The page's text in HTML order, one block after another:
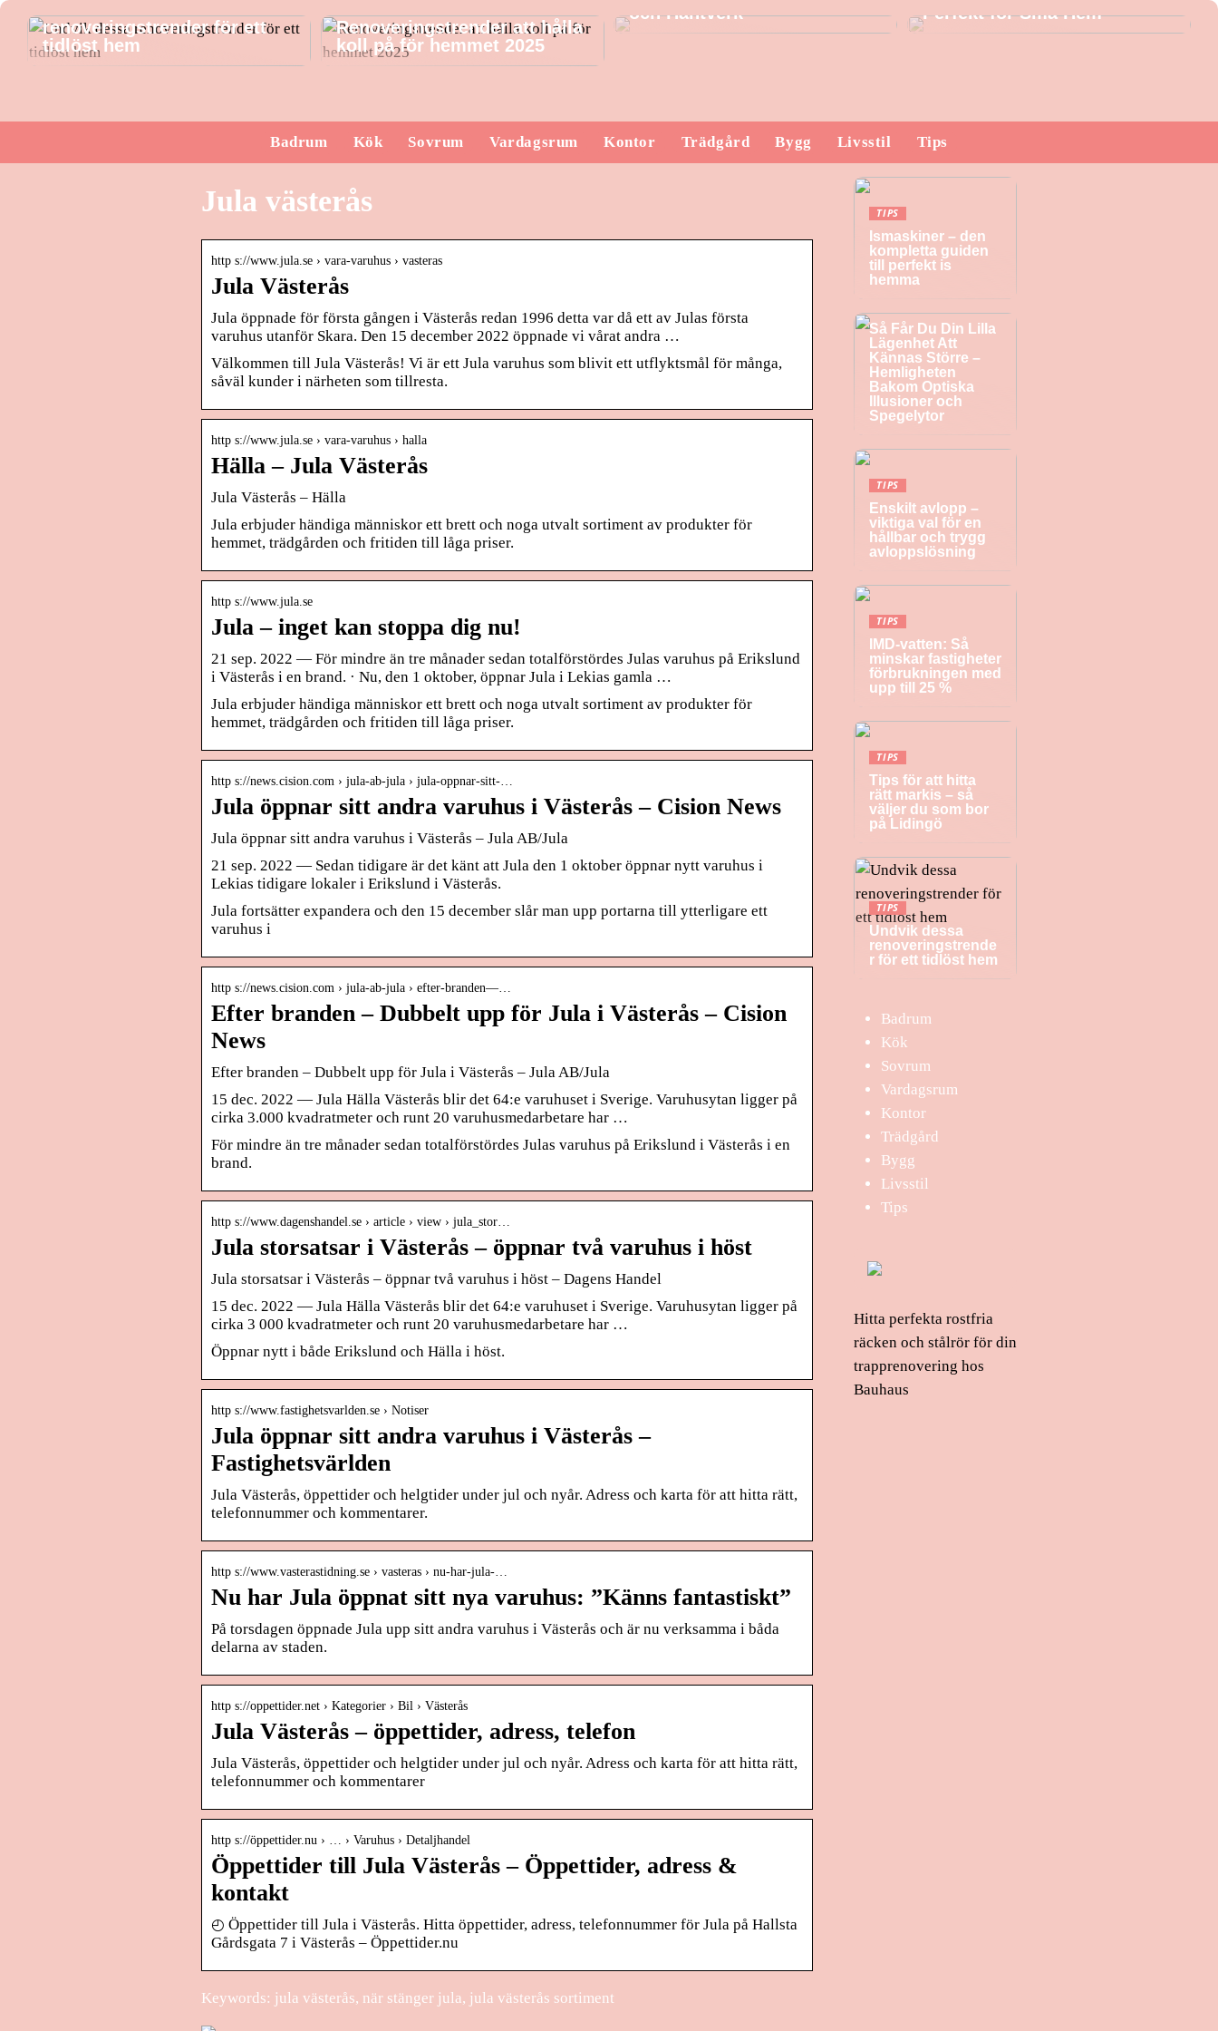
renoveringstrender för ett
tidlöst hem
Renoveringstrender att hålla
koll på för hemmet 2025
och Hantverk
Perfekt för Små Hem
Badrum Kök Sovrum Vardagsrum Kontor Trädgård Bygg Livsstil Tips
Jula västerås
http s://www.jula.se › vara-varuhus › vasteras
Jula Västerås
Jula öppnade för första gången i Västerås redan 1996 detta var då ett av Julas första
varuhus utanför Skara. Den 15 december 2022 öppnade vi vårat andra …
Välkommen till Jula Västerås! Vi är ett Jula varuhus som blivit ett utflyktsmål för många,
såväl kunder i närheten som tillresta.
http s://www.jula.se › vara-varuhus › halla
Hälla – Jula Västerås
Jula Västerås – Hälla
Jula erbjuder händiga människor ett brett och noga utvalt sortiment av produkter för
hemmet, trädgården och fritiden till låga priser.
http s://www.jula.se
Jula – inget kan stoppa dig nu!
21 sep. 2022 — För mindre än tre månader sedan totalförstördes Julas varuhus på Erikslund
i Västerås i en brand. · Nu, den 1 oktober, öppnar Jula i Lekias gamla …
Jula erbjuder händiga människor ett brett och noga utvalt sortiment av produkter för
hemmet, trädgården och fritiden till låga priser.
http s://news.cision.com › jula-ab-jula › jula-oppnar-sitt-…
Jula öppnar sitt andra varuhus i Västerås – Cision News
Jula öppnar sitt andra varuhus i Västerås – Jula AB/Jula
21 sep. 2022 — Sedan tidigare är det känt att Jula den 1 oktober öppnar nytt varuhus i
Lekias tidigare lokaler i Erikslund i Västerås.
Jula fortsätter expandera och den 15 december slår man upp portarna till ytterligare ett
varuhus i
http s://news.cision.com › jula-ab-jula › efter-branden—…
Efter branden – Dubbelt upp för Jula i Västerås – Cision
News
Efter branden – Dubbelt upp för Jula i Västerås – Jula AB/Jula
15 dec. 2022 — Jula Hälla Västerås blir det 64:e varuhuset i Sverige. Varuhusytan ligger på
cirka 3.000 kvadratmeter och runt 20 varuhusmedarbetare har …
För mindre än tre månader sedan totalförstördes Julas varuhus på Erikslund i Västerås i en
brand.
http s://www.dagenshandel.se › article › view › jula_stor…
Jula storsatsar i Västerås – öppnar två varuhus i höst
Jula storsatsar i Västerås – öppnar två varuhus i höst – Dagens Handel
15 dec. 2022 — Jula Hälla Västerås blir det 64:e varuhuset i Sverige. Varuhusytan ligger på
cirka 3 000 kvadratmeter och runt 20 varuhusmedarbetare har …
Öppnar nytt i både Erikslund och Hälla i höst.
http s://www.fastighetsvarlden.se › Notiser
Jula öppnar sitt andra varuhus i Västerås –
Fastighetsvärlden
Jula Västerås, öppettider och helgtider under jul och nyår. Adress och karta för att hitta rätt,
telefonnummer och kommentarer.
http s://www.vasterastidning.se › vasteras › nu-har-jula-…
Nu har Jula öppnat sitt nya varuhus: ”Känns fantastiskt”
På torsdagen öppnade Jula upp sitt andra varuhus i Västerås och är nu verksamma i båda
delarna av staden.
http s://oppettider.net › Kategorier › Bil › Västerås
Jula Västerås – öppettider, adress, telefon
Jula Västerås, öppettider och helgtider under jul och nyår. Adress och karta för att hitta rätt,
telefonnummer och kommentarer
http s://öppettider.nu › … › Varuhus › Detaljhandel
Öppettider till Jula Västerås – Öppettider, adress &
kontakt
◴ Öppettider till Jula i Västerås. Hitta öppettider, adress, telefonnummer för Jula på Hallsta
Gårdsgata 7 i Västerås – Öppettider.nu
Keywords: jula västerås, när stänger jula, jula västerås sortiment
TIPS
Ismaskiner – den
kompletta guiden
till perfekt is
hemma
Så Får Du Din Lilla
Lägenhet Att
Kännas Större –
Hemligheten
Bakom Optiska
Illusioner och
Spegelytor
TIPS
Enskilt avlopp –
viktiga val för en
hållbar och trygg
avloppslösning
TIPS
IMD-vatten: Så
minskar fastigheter
förbrukningen med
upp till 25 %
TIPS
Tips för att hitta
rätt markis – så
väljer du som bor
på Lidingö
TIPS
Undvik dessa
renoveringstrende
r för ett tidlöst hem
Badrum
Kök
Sovrum
Vardagsrum
Kontor
Trädgård
Bygg
Livsstil
Tips
Hitta perfekta rostfria
räcken och stålrör för din
trapprenovering hos
Bauhaus